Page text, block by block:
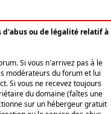
d'abus ou de légalité relatif à
Si vous n'arrivez pas à le
modérateurs du forum et lui
Si vous ne recevez toujours
du domaine (faîtes une
sur un hébergeur gratuit